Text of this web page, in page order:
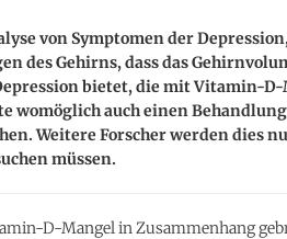
von Symptomen der
des Gehirns, dass das
bietet, die mit Vitamin-
womöglich auch einen
Weitere Forscher werden dies
müssen.
D-Mangel in Zusammenhang